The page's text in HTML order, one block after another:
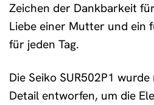
Zeichen der Dankbarkeit
Liebe einer Mutter und ein
für jeden Tag.
Die Seiko SUR502P1
Detail entworfen, um die